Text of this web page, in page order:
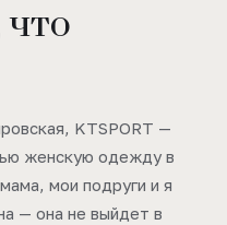
KTSPORT —
женскую одежду в
мои подруги и я
— она не выйдет в